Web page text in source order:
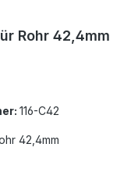
Rohr 42,4mm
116-C42
42,4mm